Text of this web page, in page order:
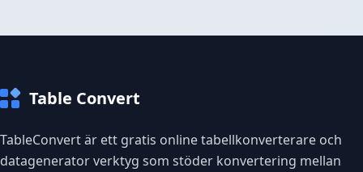
Table Convert
TableConvert är ett gratis online tabellkonverterare och
datagenerator verktyg som stöder konvertering mellan